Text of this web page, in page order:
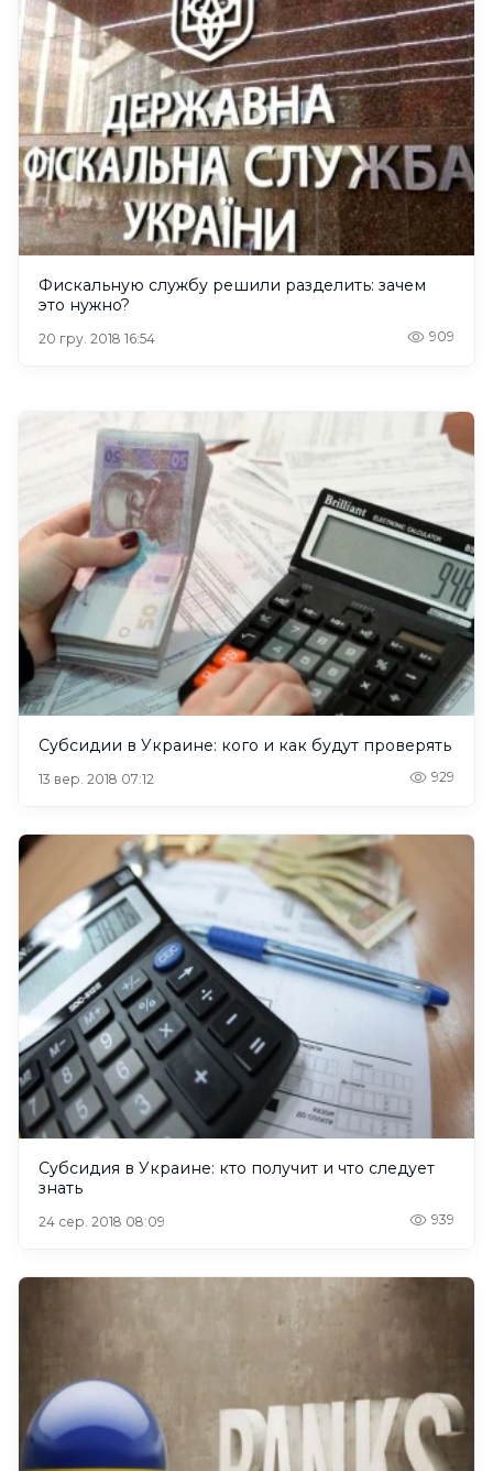
Фискальную службу решили разделить: зачем
это нужно?
20 гру. 2018 16:54 909
Субсидии в Украине: кого и как будут проверять
13 вер. 2018 07:12 929
Субсидия в Украине: кто получит и что следует
знать
24 сер. 2018 08:09 939